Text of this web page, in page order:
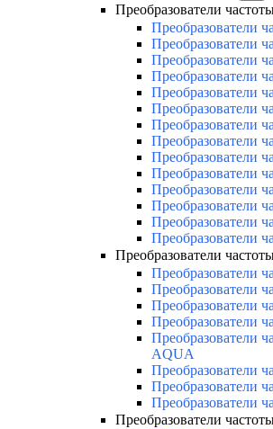
Преобразователи
Преобразователи
Преобразователи
Преобразователи
Преобразователи
Преобразователи
Преобразователи
Преобразователи
Преобразователи
Преобразователи
Преобразователи
Преобразователи
Преобразователи
Преобразователи
Преобразователи
Преобразователи
Преобразователи
Преобразователи
Преобразователи
Преобразователи
Преобразователи
AQUA
Преобразователи
Преобразователи
Преобразователи
Преобразователи